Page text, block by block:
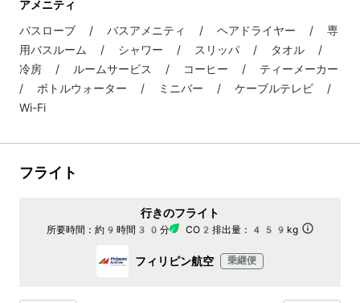
アメニティ
バスローブ / バスアメニティ / ヘアドライヤー / 専
用バスルーム / シャワー / スリッパ / タオル /
冷房 / ルームサービス / コーヒー / ティーメーカー
/ ボトルウォーター / ミニバー / ケーブルテレビ /
Wi-Fi
フライト
行きのフライト
所要時間： 約9時間30分 CO2排出量： 459kg
フィリピン航空 乗継便